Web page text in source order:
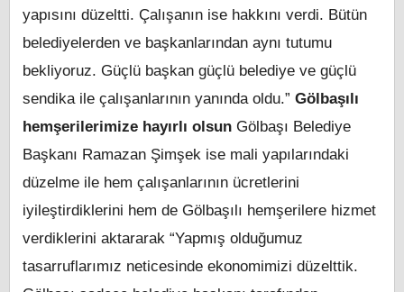
yapısını düzeltti. Çalışanın ise hakkını verdi. Bütün
belediyelerden ve başkanlarından aynı tutumu
bekliyoruz. Güçlü başkan güçlü belediye ve güçlü
sendika ile çalışanlarının yanında oldu.” Gölbaşılı
hemşerilerimize hayırlı olsun Gölbaşı Belediye
Başkanı Ramazan Şimşek ise mali yapılarındaki
düzelme ile hem çalışanlarının ücretlerini
iyileştirdiklerini hem de Gölbaşılı hemşerilere hizmet
verdiklerini aktararak “Yapmış olduğumuz
tasarruflarımız neticesinde ekonomimizi düzelttik.